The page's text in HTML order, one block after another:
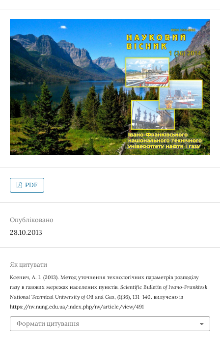
PDF
Опубліковано
28.10.2013
Як цитувати
Ксенич, А. І. (2013). Метод уточнення технологічних параметрів розподілу
газу в газових мережах населених пунктів. Scientific Bulletin of Ivano-Frankivsk
National Technical University of Oil and Gas , (1(36), 131–140. вилучено із
https://nv.nung.edu.ua/index.php/nv/article/view/491
Формати цитування